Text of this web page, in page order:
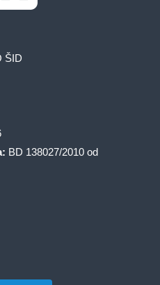
ŠID
BD 138027/2010 od